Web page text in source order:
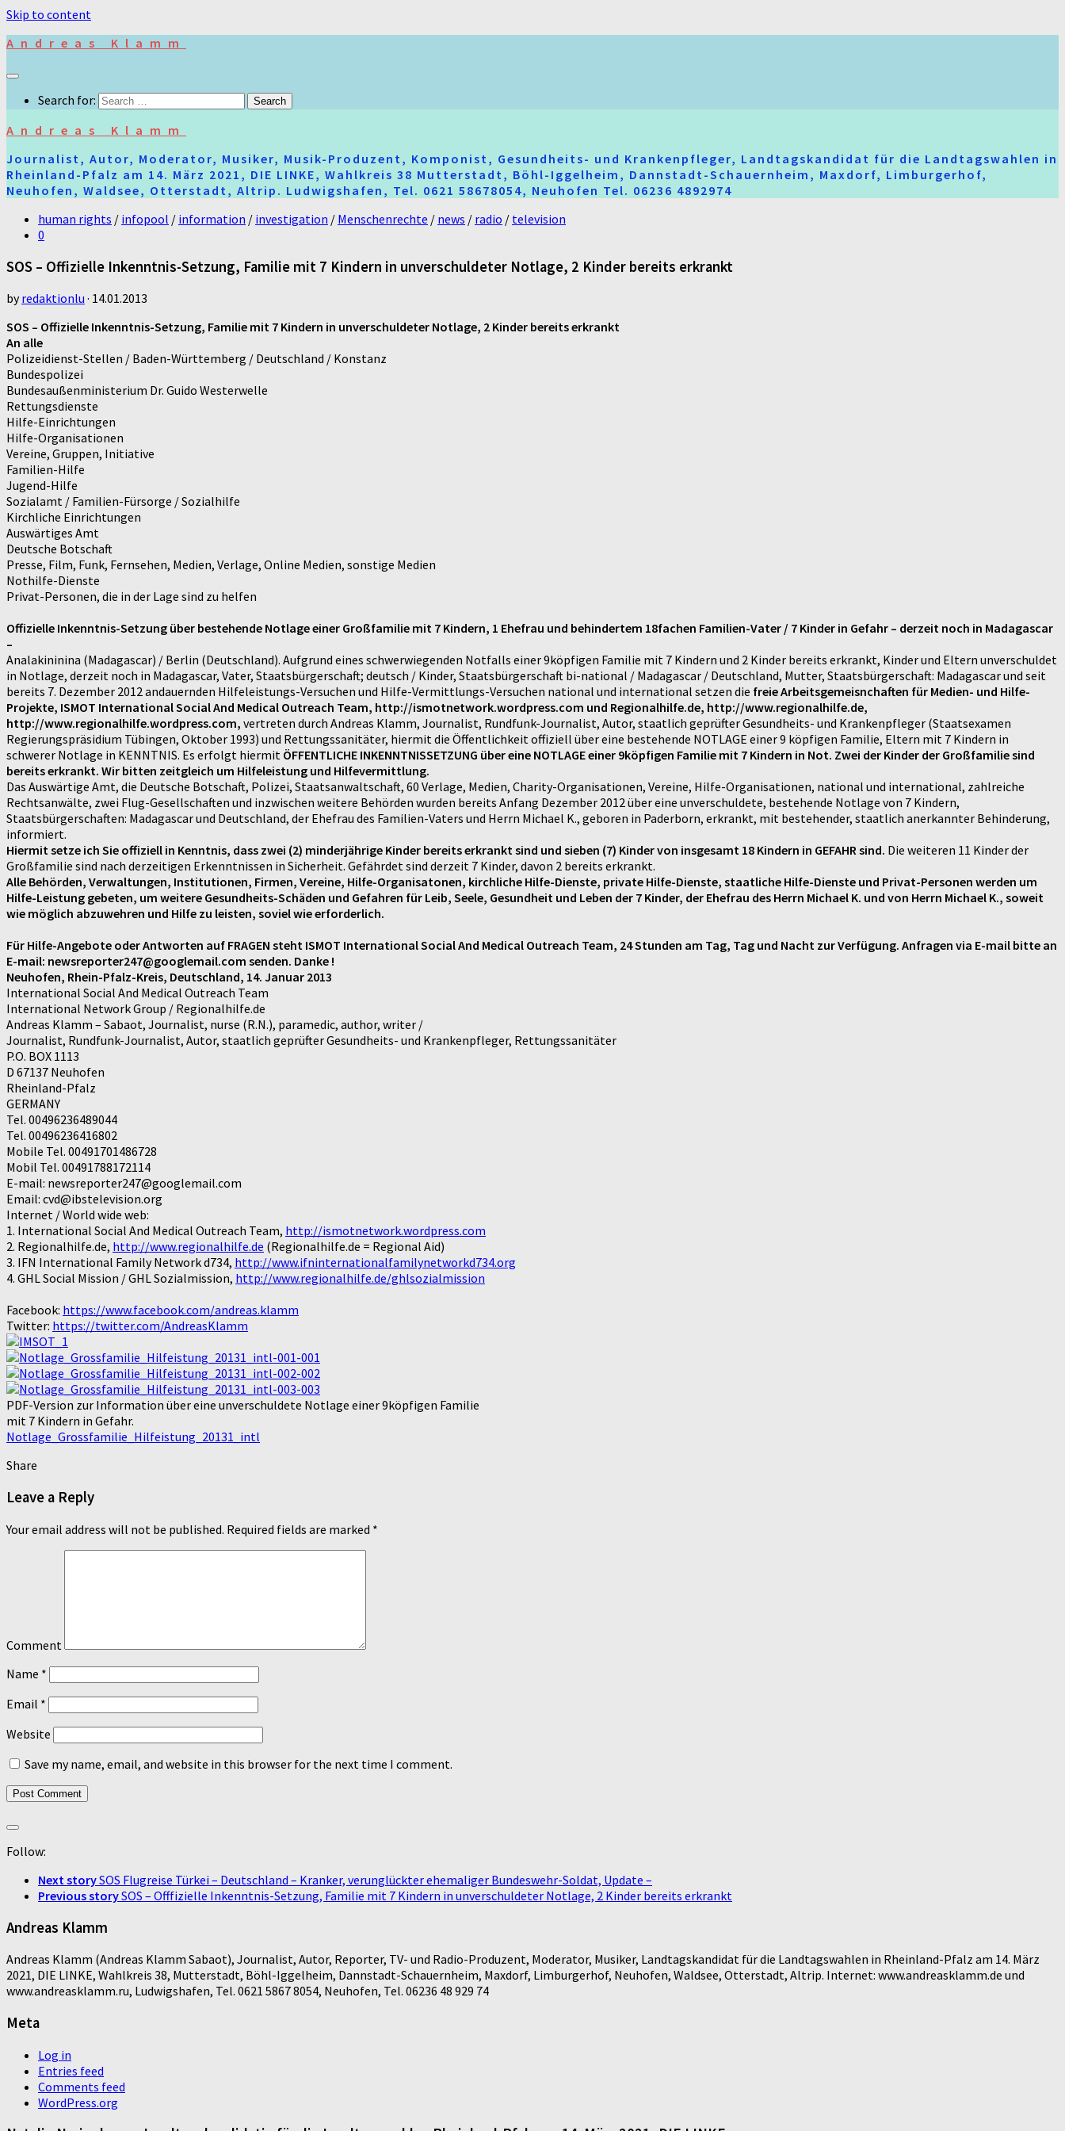
Skip to content
Andreas Klamm
Search for:
Andreas Klamm
Journalist, Autor, Moderator, Musiker, Musik-Produzent, Komponist, Gesundheits- und Krankenpfleger, Landtagskandidat für die Landtagswahlen in
Rheinland-Pfalz am 14. März 2021, DIE LINKE, Wahlkreis 38 Mutterstadt, Böhl-Iggelheim, Dannstadt-Schauernheim, Maxdorf, Limburgerhof,
Neuhofen, Waldsee, Otterstadt, Altrip. Ludwigshafen, Tel. 0621 58678054, Neuhofen Tel. 06236 4892974
human rights / infopool / information / investigation / Menschenrechte / news / radio / television
0
SOS – Offizielle Inkenntnis-Setzung, Familie mit 7 Kindern in unverschuldeter Notlage, 2 Kinder bereits erkrankt
byredaktionlu · 14.01.2013
SOS – Offizielle Inkenntnis-Setzung, Familie mit 7 Kindern in unverschuldeter Notlage, 2 Kinder bereits erkrankt
An alle
Polizeidienst-Stellen / Baden-Württemberg / Deutschland / Konstanz
Bundespolizei
Bundesaußenministerium Dr. Guido Westerwelle
Rettungsdienste
Hilfe-Einrichtungen
Hilfe-Organisationen
Vereine, Gruppen, Initiative
Familien-Hilfe
Jugend-Hilfe
Sozialamt / Familien-Fürsorge / Sozialhilfe
Kirchliche Einrichtungen
Auswärtiges Amt
Deutsche Botschaft
Presse, Film, Funk, Fernsehen, Medien, Verlage, Online Medien, sonstige Medien
Nothilfe-Dienste
Privat-Personen, die in der Lage sind zu helfen
Offizielle Inkenntnis-Setzung über bestehende Notlage einer Großfamilie mit 7 Kindern, 1 Ehefrau und behindertem 18fachen Familien-Vater / 7 Kinder in Gefahr – derzeit noch in Madagascar
–
Analakininina (Madagascar) / Berlin (Deutschland). Aufgrund eines schwerwiegenden Notfalls einer 9köpfigen Familie mit 7 Kindern und 2 Kinder bereits erkrankt, Kinder und Eltern unverschuldet
in Notlage, derzeit noch in Madagascar, Vater, Staatsbürgerschaft; deutsch / Kinder, Staatsbürgerschaft bi-national / Madagascar / Deutschland, Mutter, Staatsbürgerschaft: Madagascar und seit
bereits 7. Dezember 2012 andauernden Hilfeleistungs-Versuchen und Hilfe-Vermittlungs-Versuchen national und international setzen die freie Arbeitsgemeisnchaften für Medien- und Hilfe-
Projekte, ISMOT International Social And Medical Outreach Team, http://ismotnetwork.wordpress.com und Regionalhilfe.de, http://www.regionalhilfe.de,
http://www.regionalhilfe.wordpress.com, vertreten durch Andreas Klamm, Journalist, Rundfunk-Journalist, Autor, staatlich geprüfter Gesundheits- und Krankenpfleger (Staatsexamen
Regierungspräsidium Tübingen, Oktober 1993) und Rettungssanitäter, hiermit die Öffentlichkeit offiziell über eine bestehende NOTLAGE einer 9 köpfigen Familie, Eltern mit 7 Kindern in
schwerer Notlage in KENNTNIS. Es erfolgt hiermit ÖFFENTLICHE INKENNTNISSETZUNG über eine NOTLAGE einer 9köpfigen Familie mit 7 Kindern in Not. Zwei der Kinder der Großfamilie sind
bereits erkrankt. Wir bitten zeitgleich um Hilfeleistung und Hilfevermittlung.
Das Auswärtige Amt, die Deutsche Botschaft, Polizei, Staatsanwaltschaft, 60 Verlage, Medien, Charity-Organisationen, Vereine, Hilfe-Organisationen, national und international, zahlreiche
Rechtsanwälte, zwei Flug-Gesellschaften und inzwischen weitere Behörden wurden bereits Anfang Dezember 2012 über eine unverschuldete, bestehende Notlage von 7 Kindern,
Staatsbürgerschaften: Madagascar und Deutschland, der Ehefrau des Familien-Vaters und Herrn Michael K., geboren in Paderborn, erkrankt, mit bestehender, staatlich anerkannter Behinderung,
informiert.
Hiermit setze ich Sie offiziell in Kenntnis, dass zwei (2) minderjährige Kinder bereits erkrankt sind und sieben (7) Kinder von insgesamt 18 Kindern in GEFAHR sind. Die weiteren 11 Kinder der
Großfamilie sind nach derzeitigen Erkenntnissen in Sicherheit. Gefährdet sind derzeit 7 Kinder, davon 2 bereits erkrankt.
Alle Behörden, Verwaltungen, Institutionen, Firmen, Vereine, Hilfe-Organisatonen, kirchliche Hilfe-Dienste, private Hilfe-Dienste, staatliche Hilfe-Dienste und Privat-Personen werden um
Hilfe-Leistung gebeten, um weitere Gesundheits-Schäden und Gefahren für Leib, Seele, Gesundheit und Leben der 7 Kinder, der Ehefrau des Herrn Michael K. und von Herrn Michael K., soweit
wie möglich abzuwehren und Hilfe zu leisten, soviel wie erforderlich.
Für Hilfe-Angebote oder Antworten auf FRAGEN steht ISMOT International Social And Medical Outreach Team, 24 Stunden am Tag, Tag und Nacht zur Verfügung. Anfragen via E-mail bitte an
E-mail: newsreporter247@googlemail.com senden. Danke !
Neuhofen, Rhein-Pfalz-Kreis, Deutschland, 14. Januar 2013
International Social And Medical Outreach Team
International Network Group / Regionalhilfe.de
Andreas Klamm – Sabaot, Journalist, nurse (R.N.), paramedic, author, writer /
Journalist, Rundfunk-Journalist, Autor, staatlich geprüfter Gesundheits- und Krankenpfleger, Rettungssanitäter
P.O. BOX 1113
D 67137 Neuhofen
Rheinland-Pfalz
GERMANY
Tel. 00496236489044
Tel. 00496236416802
Mobile Tel. 00491701486728
Mobil Tel. 00491788172114
E-mail: newsreporter247@googlemail.com
Email: cvd@ibstelevision.org
Internet / World wide web:
1. International Social And Medical Outreach Team, http://ismotnetwork.wordpress.com
2. Regionalhilfe.de, http://www.regionalhilfe.de (Regionalhilfe.de = Regional Aid)
3. IFN International Family Network d734, http://www.ifninternationalfamilynetworkd734.org
4. GHL Social Mission / GHL Sozialmission, http://www.regionalhilfe.de/ghlsozialmission
Facebook: https://www.facebook.com/andreas.klamm
Twitter: https://twitter.com/AndreasKlamm
PDF-Version zur Information über eine unverschuldete Notlage einer 9köpfigen Familie
mit 7 Kindern in Gefahr.
Notlage_Grossfamilie_Hilfeistung_20131_intl
Share
Leave a Reply
Your email address will not be published. Required fields are marked *
Comment
Name *
Email *
Website
Save my name, email, and website in this browser for the next time I comment.
Follow:
Next storySOS Flugreise Türkei – Deutschland – Kranker, verunglückter ehemaliger Bundeswehr-Soldat, Update –
Previous storySOS – Offfizielle Inkenntnis-Setzung, Familie mit 7 Kindern in unverschuldeter Notlage, 2 Kinder bereits erkrankt
Andreas Klamm
Andreas Klamm (Andreas Klamm Sabaot), Journalist, Autor, Reporter, TV- und Radio-Produzent, Moderator, Musiker, Landtagskandidat für die Landtagswahlen in Rheinland-Pfalz am 14. März
2021, DIE LINKE, Wahlkreis 38, Mutterstadt, Böhl-Iggelheim, Dannstadt-Schauernheim, Maxdorf, Limburgerhof, Neuhofen, Waldsee, Otterstadt, Altrip. Internet: www.andreasklamm.de und
www.andreasklamm.ru, Ludwigshafen, Tel. 0621 5867 8054, Neuhofen, Tel. 06236 48 929 74
Meta
Log in
Entries feed
Comments feed
WordPress.org